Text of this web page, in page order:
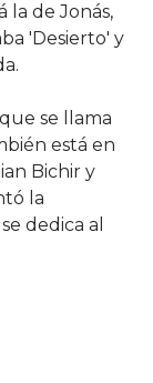
la de Jonás,
'Desierto' y
se llama
está en
Bichir y
la
dedica al